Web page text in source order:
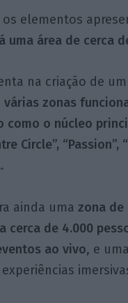
os elementos
uma área de cerca
na criação de um
zonas
como o núcleo
Circle”,
ainda uma zona de
cerca de 4.000
ao vivo, e